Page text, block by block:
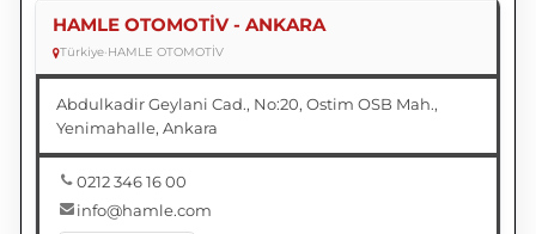
HAMLE OTOMOTİV - ANKARA
Türkiye•HAMLE OTOMOTİV
Abdulkadir Geylani Cad., No:20, Ostim OSB Mah.,
Yenimahalle, Ankara
0212 346 16 00
info@hamle.com